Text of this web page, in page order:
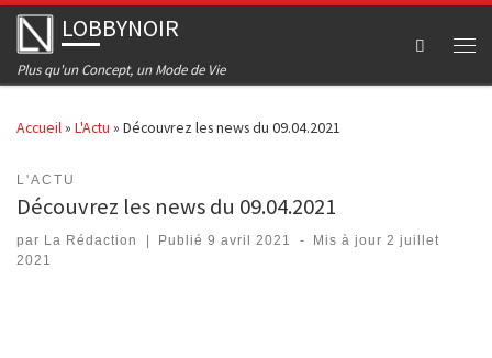
Skip to content
LOBBYNOIR
Plus qu'un Concept, un Mode de Vie
Accueil » L'Actu » Découvrez les news du 09.04.2021
L'ACTU
Découvrez les news du 09.04.2021
par La Rédaction | Publié9 avril 2021 - Mis à jour 2 juillet
2021